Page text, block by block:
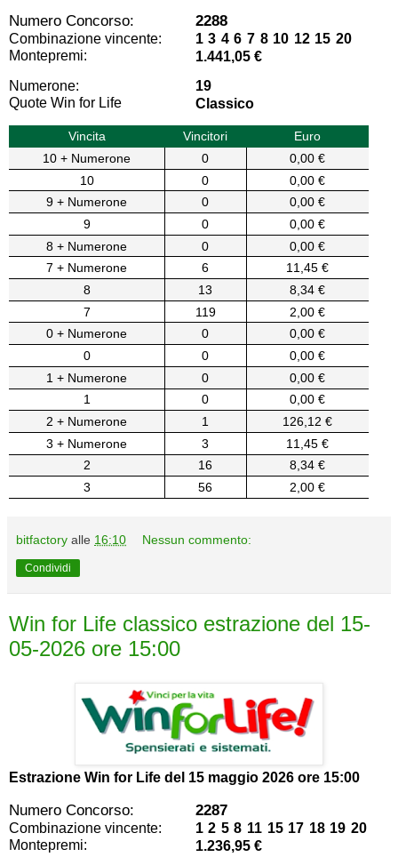
Numero Concorso: 2288
Combinazione vincente:
1 3 4 6 7 8 10 12 15 20
Montepremi:
1.441,05 €
Numerone:
19
Quote Win for Life
Classico
Vincita Vincitori
Euro
10 + Numerone
0
0,00 €
10
0
0,00 €
9 + Numerone
0
0,00 €
9
0
0,00 €
8 + Numerone
0
0,00 €
7 + Numerone
6
11,45 €
8
13
8,34 €
7
119
2,00 €
0 + Numerone
0
0,00 €
0
0
0,00 €
1 + Numerone
0
0,00 €
1
0
0,00 €
2 + Numerone
1
126,12 €
3 + Numerone
3
11,45 €
2
16
8,34 €
3
56 2,00 €
bitfactory alle 16:10 Nessun commento:
Condividi
Win for Life classico estrazione del 15-
05-2026 ore 15:00
Estrazione Win for Life del 15 maggio 2026 ore 15:00
Numero Concorso: 2287
Combinazione vincente:
1 2 5 8 11 15 17 18 19 20
Montepremi:
1.236,95 €